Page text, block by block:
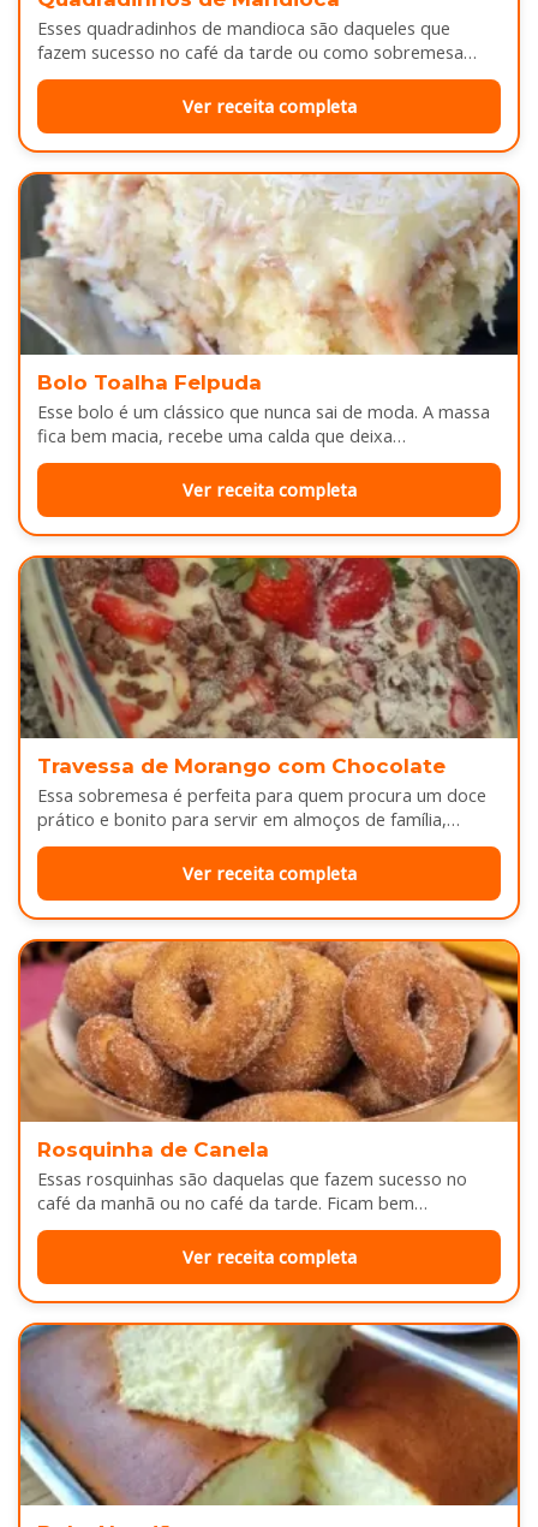
Esses quadradinhos de mandioca são daqueles que
fazem sucesso no café da tarde ou como sobremesa
depois do almoço. Por…
Ver receita completa
Bolo Toalha Felpuda
Esse bolo é um clássico que nunca sai de moda. A massa
fica bem macia, recebe uma calda que deixa…
Ver receita completa
Travessa de Morango com Chocolate
Essa sobremesa é perfeita para quem procura um doce
prático e bonito para servir em almoços de família,
aniversários ou…
Ver receita completa
Rosquinha de Canela
Essas rosquinhas são daquelas que fazem sucesso no
café da manhã ou no café da tarde. Ficam bem
douradinhas por…
Ver receita completa